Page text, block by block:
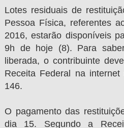
Lotes residuais de
Pessoa Física, referentes
2016, estarão disponíveis
9h de hoje (8). Para
liberada, o contribuinte
Receita Federal na
146.
O pagamento das
dia 15. Segundo a